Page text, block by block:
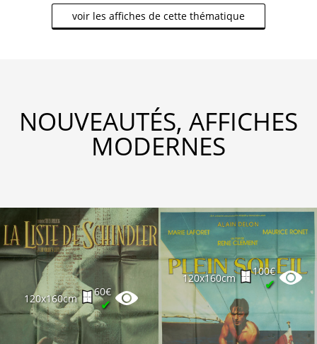
voir les affiches de cette thématique
NOUVEAUTÉS, AFFICHES
MODERNES
120x160cm
60€
✔
120x160cm
100€
✔